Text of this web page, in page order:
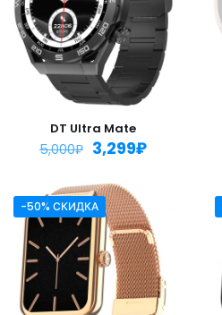
DT Ultra Mate
5,000₽ 3,299₽
-50% СКИДКА